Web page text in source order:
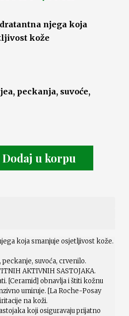
njega koja
kože
peckanja, suvoće,
Dodaj u korpu
koja smanjuje osjetljivost kože.
suvoća, crvenilo.
AKTIVNIH SASTOJAKA.
[Ceramid] obnavlja i štiti kožnu
umiruje. [La Roche-Posay
na koži.
koji osiguravaju prijatno